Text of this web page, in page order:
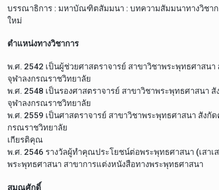
บรรณาธิการ : มหาบัณฑิตสัมมนา : บทความสัมมนาทางวิชา
ใหม่
ตำแหน่งทางวิชาการ
พ.ศ. 2542 เป็นผู้ช่วยศาสตราจารย์ สาขาวิชาพระพุทธศาส
จุฬาลงกรณราชวิทยาลัย
พ.ศ. 2548 เป็นรองศาสตราจารย์ สาขาวิชาพระพุทธศาสนา
จุฬาลงกรณราชวิทยาลัย
พ.ศ. 2559 เป็นศาสตราจารย์ สาขาวิชาพระพุทธศาสนา สัง
กรณราชวิทยาลัย
เกียรติคุณ
พ.ศ. 2546 รางวัลผู้ทำคุณประโยชน์ต่อพระพุทธศาสนา (เสาเ
พระพุทธศาสนา สาขาการแต่งหนังสือทางพระพุทธศาสนา
สมณศักดิ์